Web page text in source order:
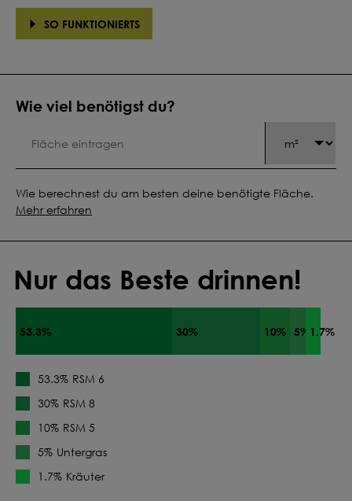
Wie viel benötigst du?
Wie berechnest du am besten deine benötigte Fläche.
Mehr erfahren
Nur das Beste drinnen!
53.3% 30% 10% 5% 1.7%
53.3% RSM 6
30% RSM 8
10% RSM 5
5% Untergras
1.7% Kräuter
SO FUNKTIONIERTS